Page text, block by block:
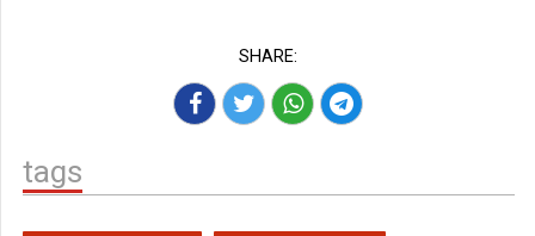
SHARE:
tags